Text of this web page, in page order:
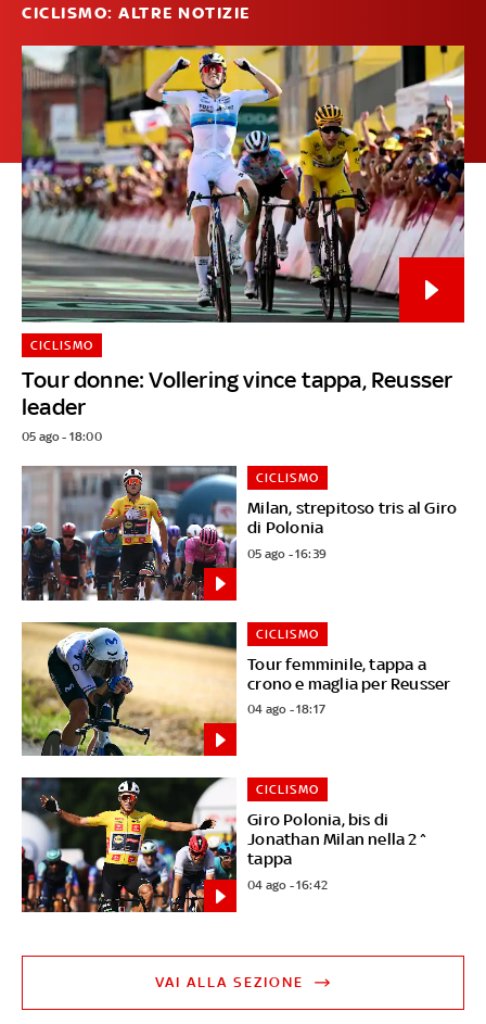
CICLISMO: ALTRE NOTIZIE
Tour donne: Vollering vince tappa, Reusser
leader
CICLISMO
05 ago - 18:00
Milan, strepitoso tris al Giro
di Polonia
CICLISMO
05 ago - 16:39
Tour femminile, tappa a
crono e maglia per Reusser
CICLISMO
04 ago - 18:17
Giro Polonia, bis di
Jonathan Milan nella 2^
tappa
CICLISMO
04 ago - 16:42
VAI ALLA SEZIONE